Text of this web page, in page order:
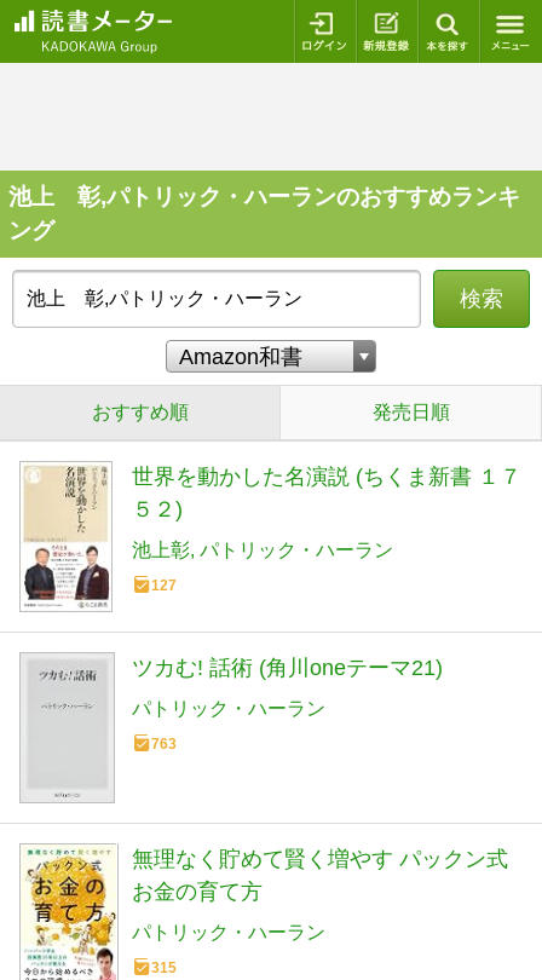
ログイン 新規登録
池上 彰,パトリック・ハーランのおすすめランキ
ング
検索
おすすめ順 発売日順
世界を動かした名演説 (ちくま新書 １７
５２)
池上彰 パトリック・ハーラン
127
ツカむ! 話術 (角川oneテーマ21)
パトリック・ハーラン
763
無理なく貯めて賢く増やす パックン式
お金の育て方
パトリック・ハーラン
315